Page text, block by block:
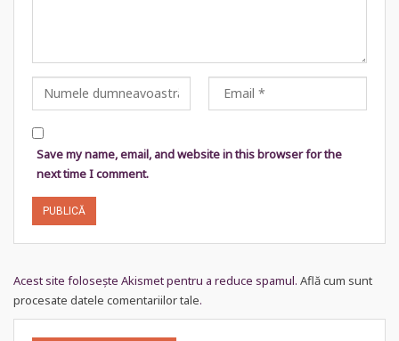
Save my name, email, and website in this browser for the
next time I comment.
Acest site folosește Akismet pentru a reduce spamul. Află cum sunt
procesate datele comentariilor tale.